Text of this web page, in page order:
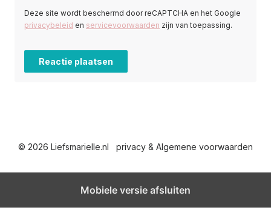
Deze site wordt beschermd door reCAPTCHA en het Google
privacybeleid en servicevoorwaarden zijn van toepassing.
© 2026 Liefsmarielle.nl privacy & Algemene voorwaarden
Mobiele versie afsluiten